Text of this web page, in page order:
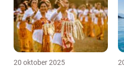
20 oktober 2025